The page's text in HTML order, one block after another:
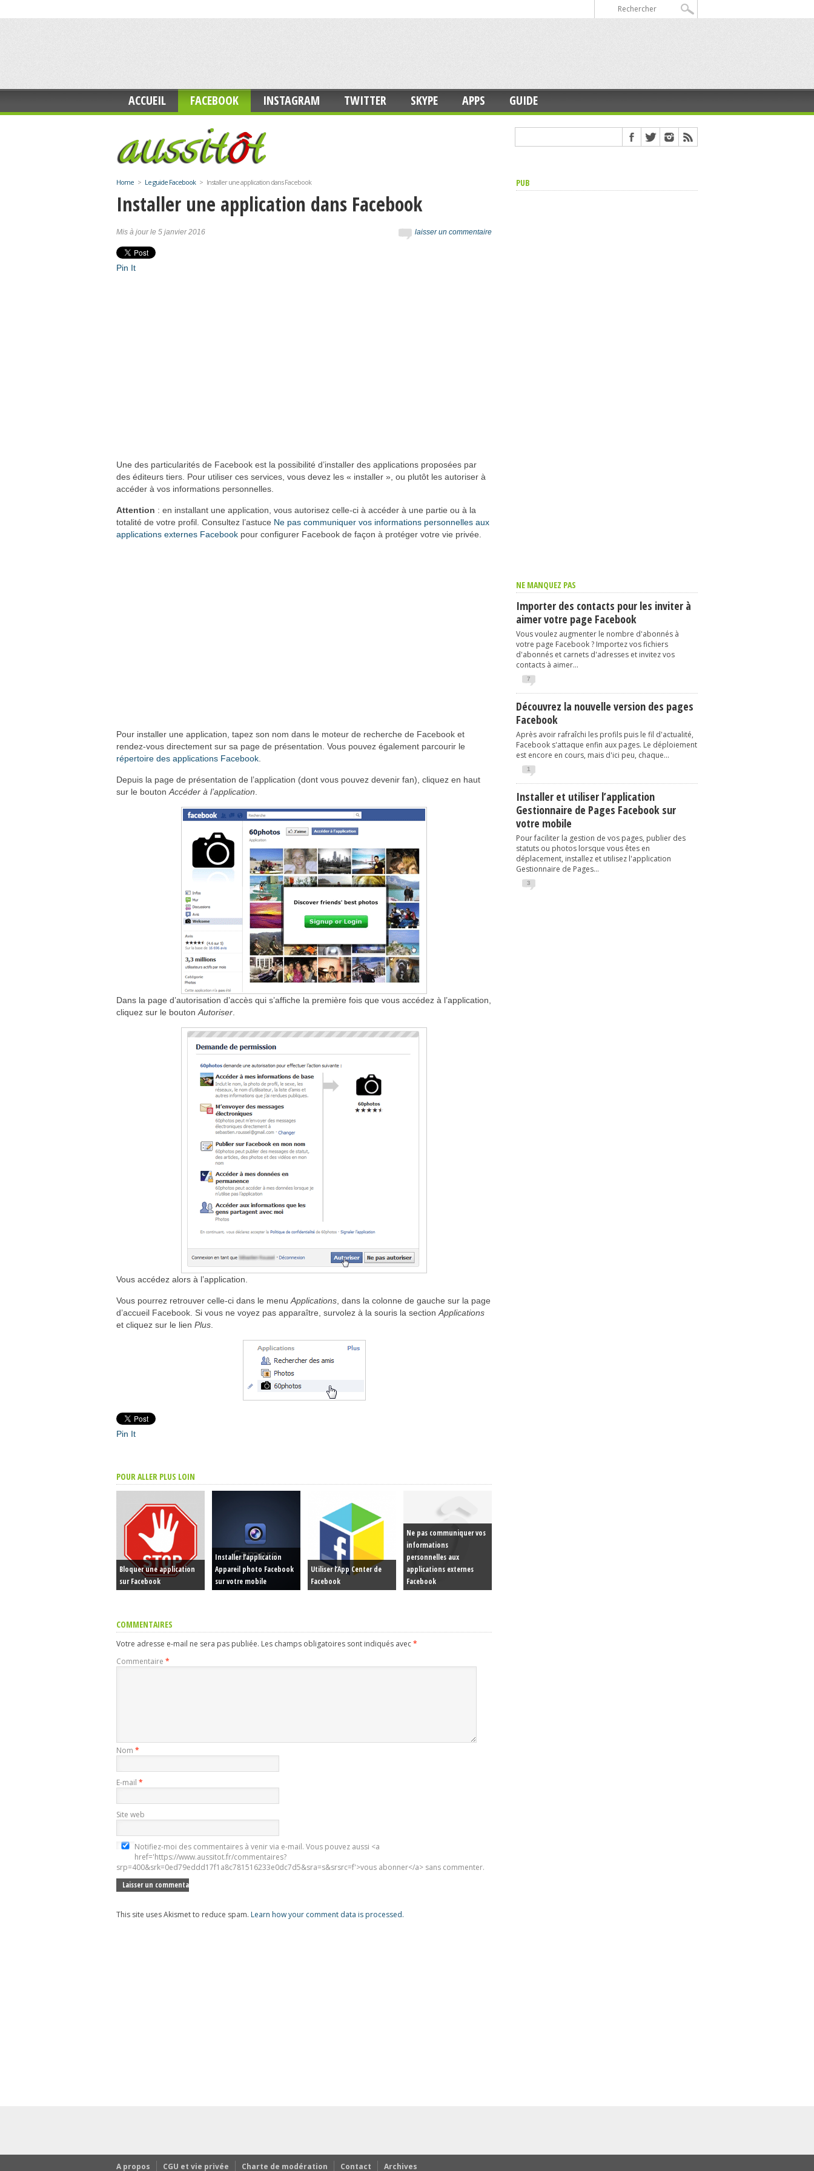
ACCUEIL FACEBOOK INSTAGRAM TWITTER SKYPE APPS GUIDE
Home > Le guide Facebook> Installer une application dans Facebook
Installer une application dans Facebook
laisser un commentaire
Mis à jour le 5 janvier 2016
Pin It
Une des particularités de Facebook est la possibilité d’installer des applications proposées par
des éditeurs tiers. Pour utiliser ces services, vous devez les « installer », ou plutôt les autoriser à
accéder à vos informations personnelles.
Attention : en installant une application, vous autorisez celle-ci à accéder à une partie ou à la
totalité de votre profil. Consultez l’astuce Ne pas communiquer vos informations personnelles aux
applications externes Facebook pour configurer Facebook de façon à protéger votre vie privée.
Pour installer une application, tapez son nom dans le moteur de recherche de Facebook et
rendez-vous directement sur sa page de présentation. Vous pouvez également parcourir le
répertoire des applications Facebook
Depuis la page de présentation de l’application (dont vous pouvez devenir fan), cliquez en haut
sur le bouton Accéder à l’application
Dans la page d’autorisation d’accès qui s’affiche la première fois que vous accédez à l’application,
cliquez sur le bouton Autoriser
Vous accédez alors à l’application.
Vous pourrez retrouver celle-ci dans le menu Applications , dans la colonne de gauche sur la page
d’accueil Facebook. Si vous ne voyez pas apparaître, survolez à la souris la section Applications
et cliquez sur le lien Plus
Pin It
POUR ALLER PLUS LOIN
Bloquer une application
sur Facebook
Installer l’application
Appareil photo Facebook
sur votre mobile
Utiliser l’App Center de
Facebook
Ne pas communiquer vos
informations
personnelles aux
applications externes
Facebook
COMMENTAIRES
Votre adresse e-mail ne sera pas publiée. Les champs obligatoires sont indiqués avec*
Commentaire *
Nom *
E-mail *
Site web
Notifiez-moi des commentaires à venir via e-mail. Vous pouvez aussi <a
href='https://www.aussitot.fr/commentaires?
srp=400&srk=0ed79eddd17f1a8c781516233e0dc7d5&sra=s&srsrc=f'>vous abonner</a> sans commenter.
This site uses Akismet to reduce spam. Learn how your comment data is processed.
PUB
NE MANQUEZ PAS
Importer des contacts pour les inviter à
aimer votre page Facebook
Vous voulez augmenter le nombre d'abonnés à
votre page Facebook ? Importez vos fichiers
d'abonnés et carnets d'adresses et invitez vos
contacts à aimer...
7
Découvrez la nouvelle version des pages
Facebook
Après avoir rafraîchi les profils puis le fil d'actualité,
Facebook s'attaque enfin aux pages. Le déploiement
est encore en cours, mais d'ici peu, chaque...
1
Installer et utiliser l’application
Gestionnaire de Pages Facebook sur
votre mobile
Pour faciliter la gestion de vos pages, publier des
statuts ou photos lorsque vous êtes en
déplacement, installez et utilisez l'application
Gestionnaire de Pages...
3
A propos CGU et vie privée Charte de modération Contact Archives